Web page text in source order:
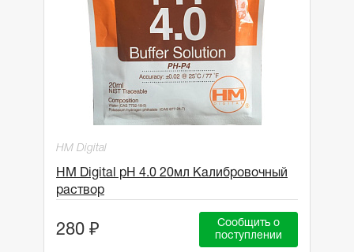
HM Digital
HM Digital pH 4.0 20мл Калибровочный
раствор
280 ₽
Сообщить о
поступлении